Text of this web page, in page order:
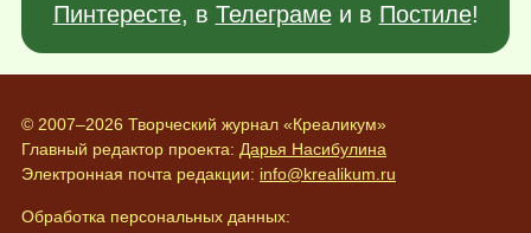
Пинтересте, в Телеграмеи в Постиле!
© 2007–2026 Творческий журнал «Креаликум»
Главный редактор проекта: Дарья Насибулина
Электронная почта редакции: info@krealikum.ru
Обработка персональных данных: